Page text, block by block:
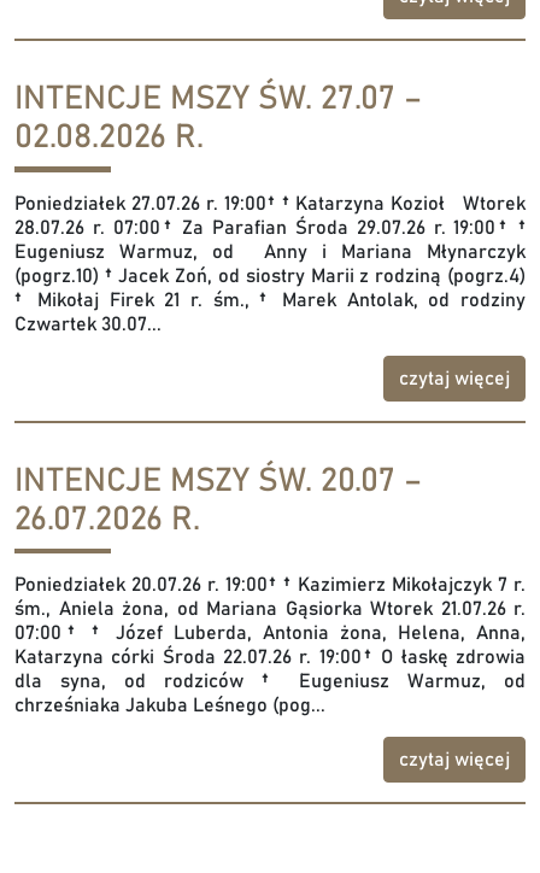
INTENCJE MSZY ŚW. 27.07 –
02.08.2026 R.
Poniedziałek 27.07.26 r. 19:00† † Katarzyna Kozioł Wtorek
28.07.26 r. 07:00† Za Parafian Środa 29.07.26 r. 19:00† †
Eugeniusz Warmuz, od Anny i Mariana Młynarczyk
(pogrz.10) † Jacek Zoń, od siostry Marii z rodziną (pogrz.4)
† Mikołaj Firek 21 r. śm., † Marek Antolak, od rodziny
Czwartek 30.07...
czytaj więcej
INTENCJE MSZY ŚW. 20.07 –
26.07.2026 R.
Poniedziałek 20.07.26 r. 19:00† † Kazimierz Mikołajczyk 7 r.
śm., Aniela żona, od Mariana Gąsiorka Wtorek 21.07.26 r.
07:00† † Józef Luberda, Antonia żona, Helena, Anna,
Katarzyna córki Środa 22.07.26 r. 19:00† O łaskę zdrowia
dla syna, od rodziców † Eugeniusz Warmuz, od
chrześniaka Jakuba Leśnego (pog...
czytaj więcej